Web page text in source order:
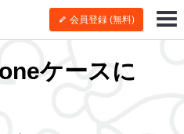
会員登録 (無料)
ケースに